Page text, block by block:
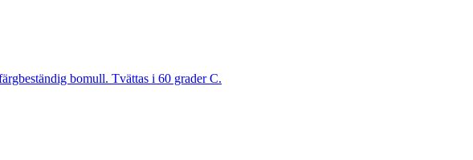
bomull. Tvättas i 60 grader C.